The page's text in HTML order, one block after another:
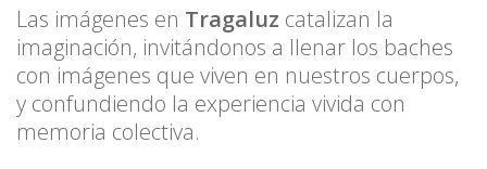
Las imágenes en Tragaluz catalizan la
imaginación, invitándonos a llenar los baches
con imágenes que viven en nuestros cuerpos,
y confundiendo la experiencia vivida con
memoria colectiva.